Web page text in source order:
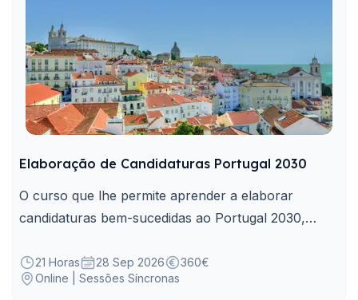
Elaboração de Candidaturas Portugal 2030
O curso que lhe permite aprender a elaborar
candidaturas bem-sucedidas ao Portugal 2030,
dos projetos da Administração Pública.
21 Horas 28 Sep 2026
360€
Online | Sessões Síncronas